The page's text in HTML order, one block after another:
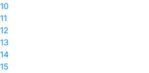
10
11
12
13
14
15